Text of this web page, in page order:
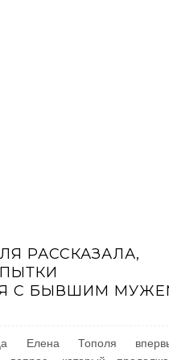
РАССКАЗАЛА,
С БЫВШИМ
Елена Тополя